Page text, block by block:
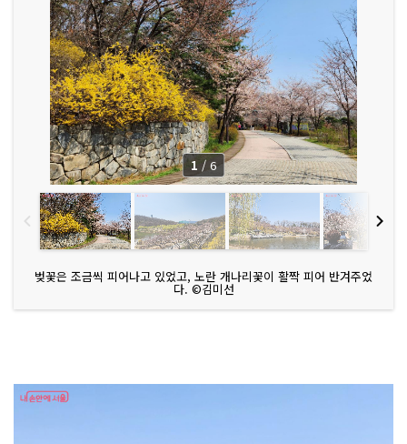
벚꽃은 조금씩 피어나고 있었고, 노란 개나리꽃이 활짝 피어 반겨주었
다. ©김미선
1 / 6